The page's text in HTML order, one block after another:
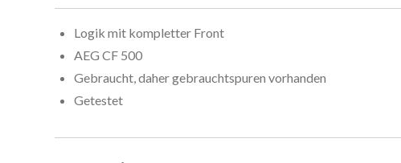
Logik mit kompletter Front
AEG CF 500
Gebraucht, daher gebrauchtspuren vorhanden
Getestet